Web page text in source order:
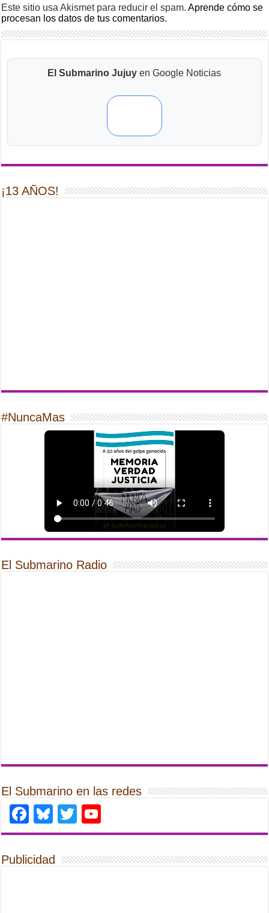
Este sitio usa Akismet para reducir el spam.Aprende cómo se
procesan los datos de tus comentarios.
El Submarino Jujuy en Google Noticias
¡13 AÑOS!
#NuncaMas
El Submarino Radio
El Submarino en las redes
Facebook
Bluesky
Twitter
Publicidad